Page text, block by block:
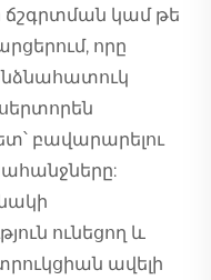
կամ թե
որը
բավարարելու
ունեցող և
ավելի